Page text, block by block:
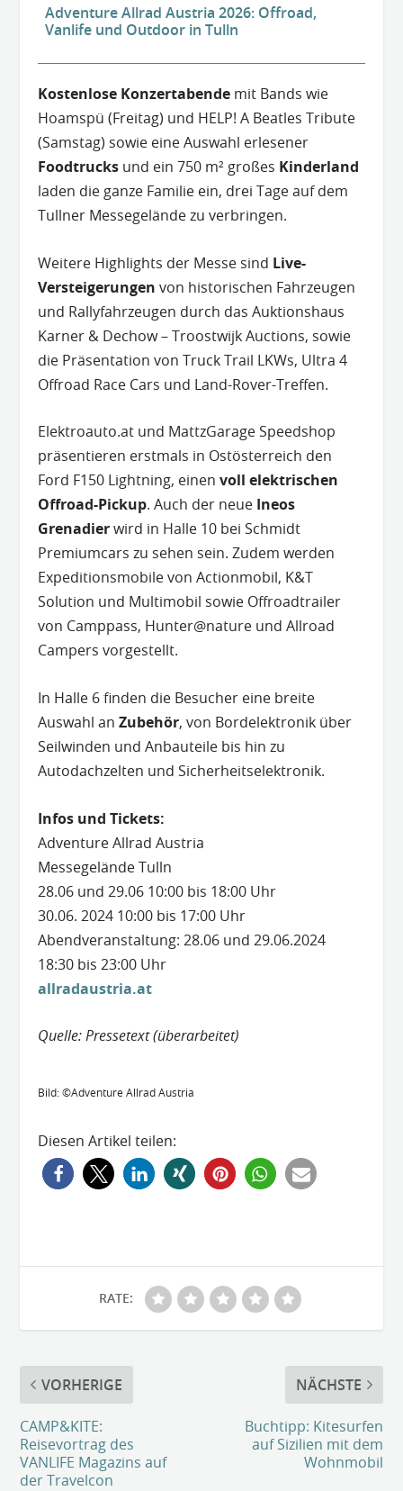
Adventure Allrad Austria 2026: Offroad,
Vanlife und Outdoor in Tulln
Kostenlose Konzertabende mit Bands wie
Hoamspü (Freitag) und HELP! A Beatles Tribute
(Samstag) sowie eine Auswahl erlesener
Foodtrucks und ein 750 m² großes Kinderland
laden die ganze Familie ein, drei Tage auf dem
Tullner Messegelände zu verbringen.
Weitere Highlights der Messe sind Live-
Versteigerungen von historischen Fahrzeugen
und Rallyfahrzeugen durch das Auktionshaus
Karner & Dechow – Troostwijk Auctions, sowie
die Präsentation von Truck Trail LKWs, Ultra 4
Offroad Race Cars und Land-Rover-Treffen.
Elektroauto.at und MattzGarage Speedshop
präsentieren erstmals in Ostösterreich den
Ford F150 Lightning, einenvoll elektrischen
Offroad-Pickup. Auch der neue Ineos
Grenadierwird in Halle 10 bei Schmidt
Premiumcars zu sehen sein. Zudem werden
Expeditionsmobile von Actionmobil, K&T
Solution und Multimobil sowie Offroadtrailer
von Camppass, Hunter@nature und Allroad
Campers vorgestellt.
In Halle 6 finden die Besucher eine breite
Auswahl anZubehör, von Bordelektronik über
Seilwinden und Anbauteile bis hin zu
Autodachzelten und Sicherheitselektronik.
Infos und Tickets:
Adventure Allrad Austria
Messegelände Tulln
28.06 und 29.06 10:00 bis 18:00 Uhr
30.06. 2024 10:00 bis 17:00 Uhr
Abendveranstaltung: 28.06 und 29.06.2024
18:30 bis 23:00 Uhr
allradaustria.at
Quelle: Pressetext (überarbeitet)
Bild: ©Adventure Allrad Austria
Diesen Artikel teilen:
RATE:
VORHERIGE
CAMP&KITE:
Reisevortrag des
VANLIFE Magazins auf
der Travelcon
NÄCHSTE
Buchtipp: Kitesurfen
auf Sizilien mit dem
Wohnmobil